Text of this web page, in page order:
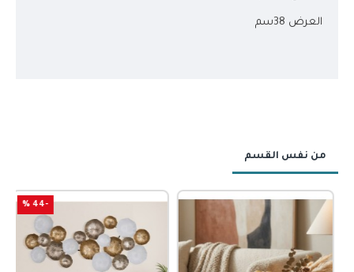
العرض 38سم
من نفس القسم